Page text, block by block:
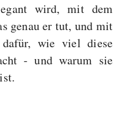
wird, mit dem
genau er tut, und mit
wie viel diese
- und warum sie